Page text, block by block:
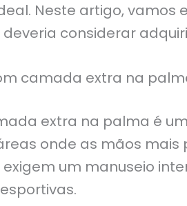
Neste artigo,
considerar
camada extra na
extra na palma é
onde as mãos mais
um manuseio